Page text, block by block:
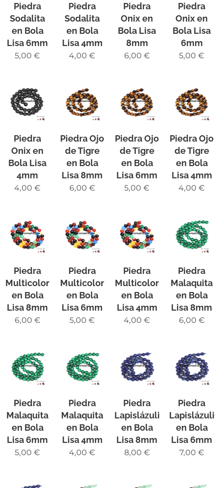
Piedra
Sodalita
en Bola
Lisa 6mm
5,00 €
Piedra
Sodalita
en Bola
Lisa 4mm
4,00 €
Piedra
Onix en
Bola Lisa
8mm
6,00 €
Piedra
Onix en
Bola Lisa
6mm
5,00 €
Piedra
Onix en
Bola Lisa
4mm
4,00 €
Piedra Ojo
de Tigre
en Bola
Lisa 8mm
6,00 €
Piedra Ojo
de Tigre
en Bola
Lisa 6mm
5,00 €
Piedra Ojo
de Tigre
en Bola
Lisa 4mm
4,00 €
Piedra
Multicolor
en Bola
Lisa 8mm
6,00 €
Piedra
Multicolor
en Bola
Lisa 6mm
5,00 €
Piedra
Multicolor
en Bola
Lisa 4mm
4,00 €
Piedra
Malaquita
en Bola
Lisa 8mm
6,00 €
Piedra
Malaquita
en Bola
Lisa 6mm
5,00 €
Piedra
Malaquita
en Bola
Lisa 4mm
4,00 €
Piedra
Lapislázuli
en Bola
Lisa 8mm
8,00 €
Piedra
Lapislázuli
en Bola
Lisa 6mm
7,00 €